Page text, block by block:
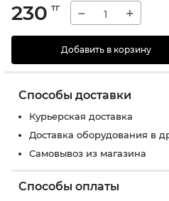
230 тг − +
Добавить в корзину
Способы доставки
Курьерская доставка
Доставка оборудования в
Самовывоз из магазина
Способы оплаты